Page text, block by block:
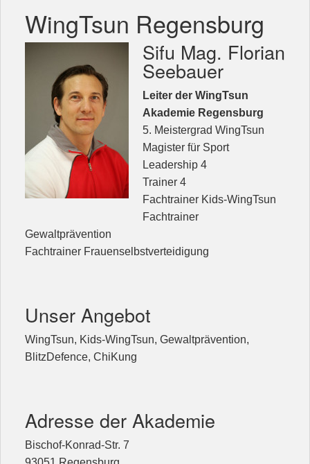
Kontakt
WingTsun Regensburg
Sifu Mag. Florian
Seebauer
Leiter der WingTsun
Akademie Regensburg
5. Meistergrad WingTsun
Magister für Sport
Leadership 4
Trainer 4
Fachtrainer Kids-WingTsun
Fachtrainer
Gewaltprävention
Fachtrainer Frauenselbstverteidigung
Unser Angebot
WingTsun, Kids-WingTsun, Gewaltprävention,
BlitzDefence, ChiKung
Adresse der Akademie
Bischof-Konrad-Str. 7